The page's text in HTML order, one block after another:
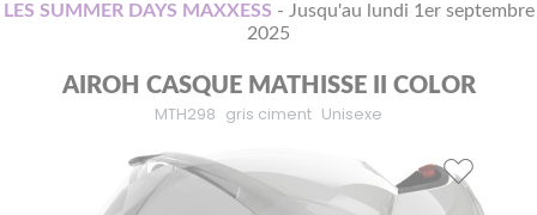
LES SUMMER DAYS MAXXESS - Jusqu'au lundi 1er septembre
2025
AIROH CASQUE MATHISSE II COLOR
MTH298 gris ciment Unisexe